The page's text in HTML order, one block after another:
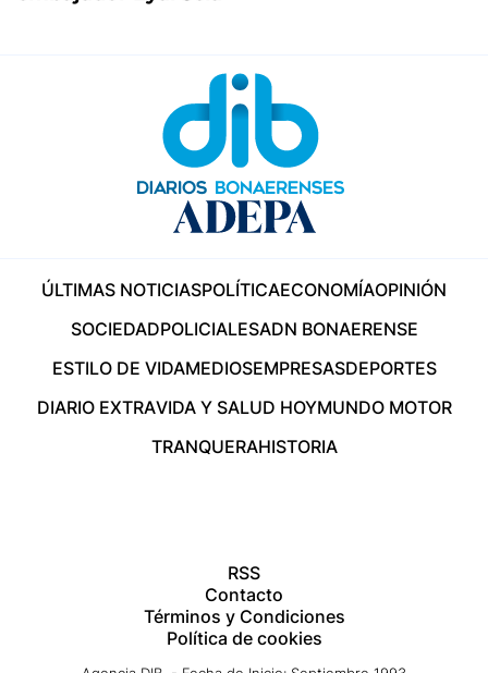
ÚLTIMAS NOTICIASPOLÍTICAECONOMÍAOPINIÓN
SOCIEDADPOLICIALESADN BONAERENSE
ESTILO DE VIDAMEDIOSEMPRESASDEPORTES
DIARIO EXTRAVIDA Y SALUD HOYMUNDO MOTOR
TRANQUERAHISTORIA
RSS
Contacto
Términos y Condiciones
Política de cookies